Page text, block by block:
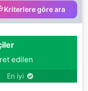
who give me
I want to start a
Kriterlere göre ara
edilen
En iyi